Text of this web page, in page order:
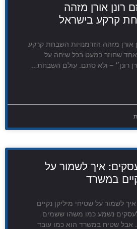
רונן אורן מזהה
קרקע בישראל
אורן מזהה הזדמנויות השבחת קרקע
אחד שחוזר כמעט בכל שיחה על
רונן״ – ולא סתם. עולם השבחת…
איך לשמור על
במשרד
לשמור על שטיחי מיליקן נקיים
נשמע כמו משהו ששמים
אבל שטיח במשרד הוא כמו עובד